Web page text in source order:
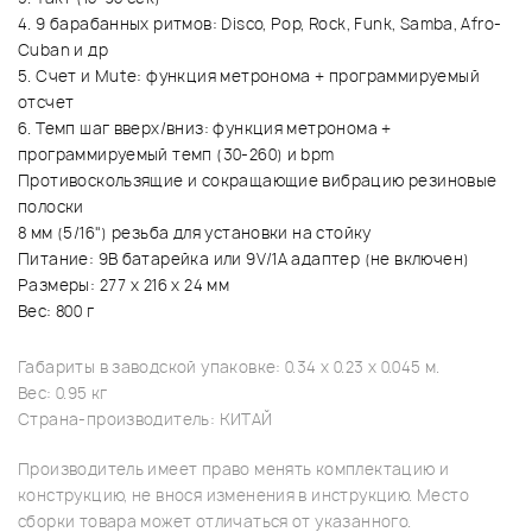
4. 9 барабанных ритмов: Disco, Pop, Rock, Funk, Samba, Afro-
Cuban и др
5. Счет и Mute: функция метронома + программируемый
отсчет
6. Темп шаг вверх/вниз: функция метронома +
программируемый темп (30-260) и bpm
Противоскользящие и сокращающие вибрацию резиновые
полоски
8 мм (5/16") резьба для установки на стойку
Питание: 9В батарейка или 9V/1A адаптер (не включен)
Размеры: 277 х 216 х 24 мм
Вес: 800 г
Габариты в заводской упаковке: 0.34 x 0.23 x 0.045 м.
Вес: 0.95 кг
Страна-производитель: КИТАЙ
Производитель имеет право менять комплектацию и
конструкцию, не внося изменения в инструкцию. Место
сборки товара может отличаться от указанного.